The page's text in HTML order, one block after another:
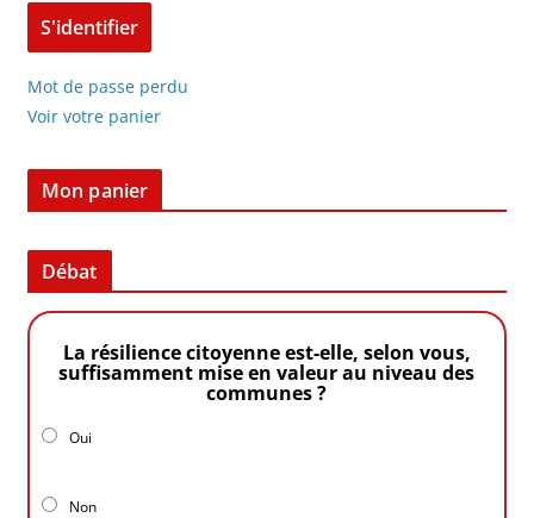
Mot de passe perdu
Voir votre panier
Mon panier
Débat
La résilience citoyenne est-elle, selon vous,
suffisamment mise en valeur au niveau des
communes ?
Oui
Non